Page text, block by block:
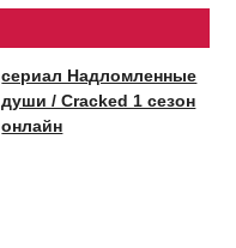
сериал Надломленные
души / Cracked 1 сезон
онлайн